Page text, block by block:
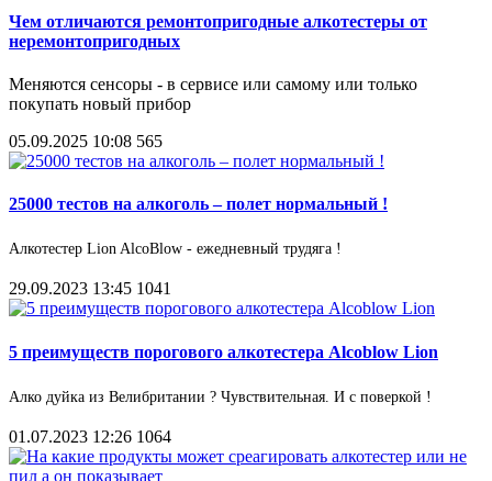
Чем отличаются ремонтопригодные алкотестеры от
неремонтопригодных
Меняются сенсоры - в сервисе или самому или только
покупать новый прибор
05.09.2025 10:08 565
25000 тестов на алкоголь – полет нормальный !
Алкотестер Lion AlcoBlow - ежедневный трудяга !
29.09.2023 13:45 1041
5 преимуществ порогового алкотестера Alcoblow Lion
Алко дуйка из Велибритании ? Чувствительная. И с поверкой !
01.07.2023 12:26 1064